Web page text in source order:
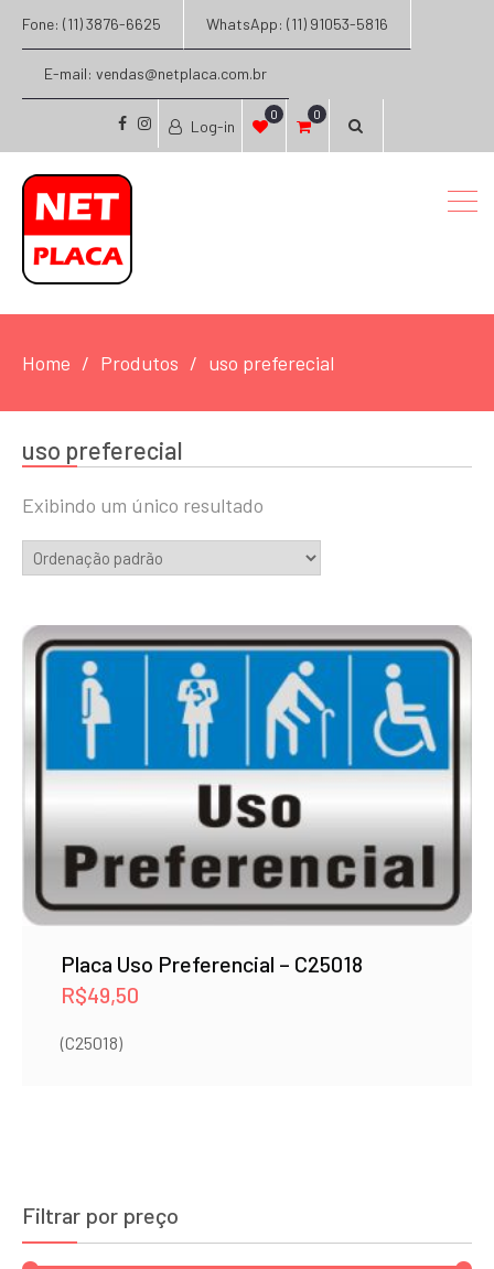
Fone: (11) 3876-6625 WhatsApp: (11) 91053-5816
E-mail: vendas@netplaca.com.br
facebook
instagram
Log-in
0 0
Home Produtos uso preferecial
uso preferecial
Exibindo um único resultado
Placa Uso Preferencial – C25018
R$49,50
(C25018)
Filtrar por preço